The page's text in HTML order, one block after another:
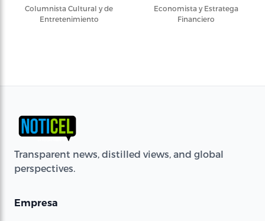
Columnista Cultural y de
Entretenimiento
Economista y Estratega
Financiero
Transparent news, distilled views, and global
perspectives.
Empresa